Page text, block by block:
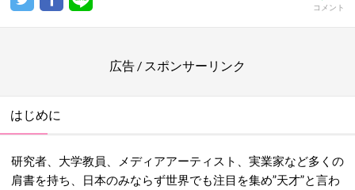
コメント
広告 / スポンサーリンク
はじめに
研究者、大学教員、メディアアーティスト、実業家など多くの
肩書を持ち、日本のみならず世界でも注目を集め”天才”と言わ